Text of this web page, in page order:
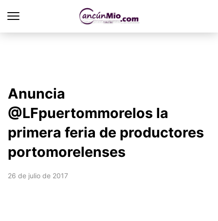
Anuncia
@LFpuertommorelos la
primera feria de productores
portomorelenses
26 de julio de 2017